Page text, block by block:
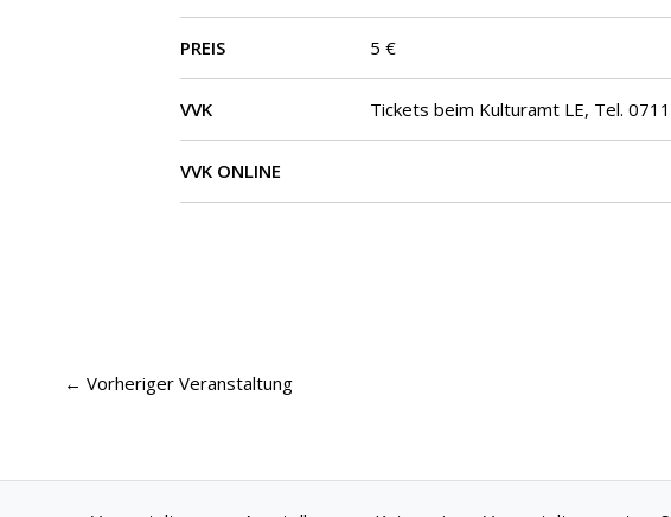
PREIS 5 €
VVK Tickets beim Kulturamt LE, Tel.
VVK ONLINE
← Vorheriger Veranstaltung